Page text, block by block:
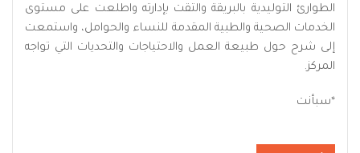
الطوارئ التوليدية بالبريقة والتقت بإدارته واطلعت على مستوى
الخدمات الصحية والطبية المقدمة للنساء والحوامل، واستمعت
إلى شرح حول طبيعة العمل والاحتياجات والتحديات التي تواجه
المركز.
*سبأنت